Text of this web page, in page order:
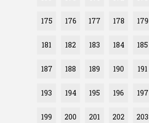
175 176 177 178 179
181 182 183 184 185
187 188 189 190 191
193 194 195 196 197
199 200 201 202 203